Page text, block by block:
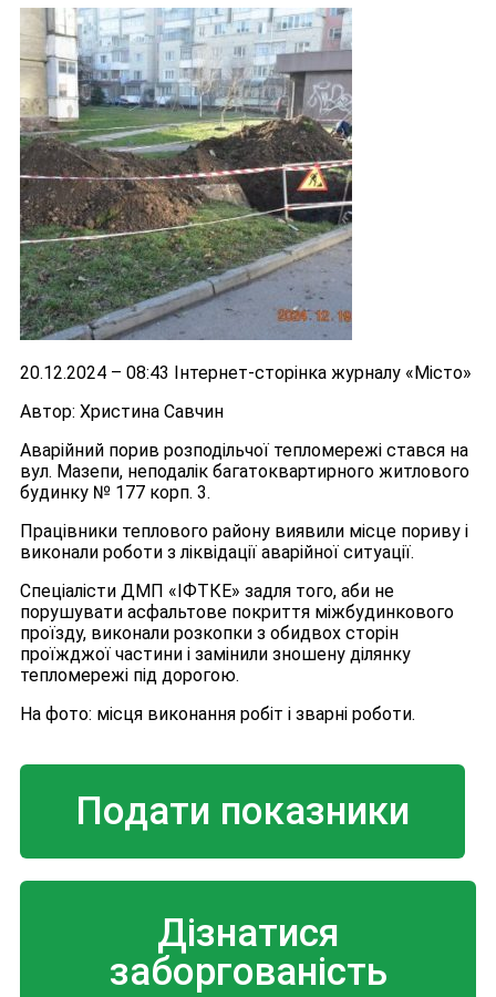
20.12.2024 – 08:43 Інтернет-сторінка журналу «Місто»
Автор: Христина Савчин
Аварійний порив розподільчої тепломережі стався на
вул. Мазепи, неподалік багатоквартирного житлового
будинку № 177 корп. 3.
Працівники теплового району виявили місце пориву і
виконали роботи з ліквідації аварійної ситуації.
Спеціалісти ДМП «ІФТКЕ» задля того, аби не
порушувати асфальтове покриття міжбудинкового
проїзду, виконали розкопки з обидвох сторін
проїжджої частини і замінили зношену ділянку
тепломережі під дорогою.
На фото: місця виконання робіт і зварні роботи.
Подати показники
Дізнатися
заборгованість